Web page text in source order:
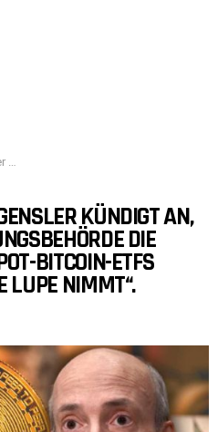
KÜNDIGT AN,
DIE
BITCOIN-ETFS
LUPE NIMMT“.